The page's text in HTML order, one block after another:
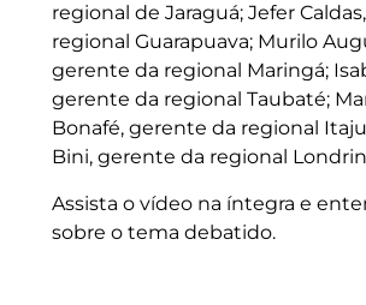
regional de Jaraguá; Jefer
regional Guarapuava; Murilo
gerente da regional Maringá;
gerente da regional Taubaté;
Bonafé, gerente da regional
Bini, gerente da regional
Assista o vídeo na íntegra e
sobre o tema debatido.